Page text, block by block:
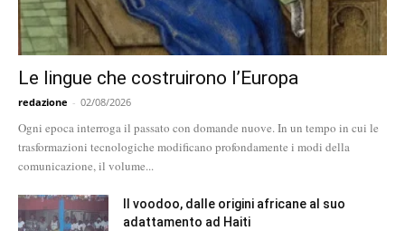
Le lingue che costruirono l’Europa
redazione - 02/08/2026
Ogni epoca interroga il passato con domande nuove. In un tempo in cui le
trasformazioni tecnologiche modificano profondamente i modi della
comunicazione, il volume...
Il voodoo, dalle origini africane al suo
adattamento ad Haiti